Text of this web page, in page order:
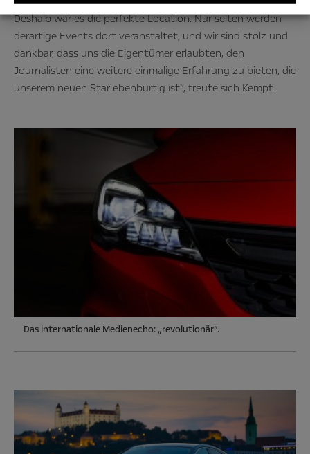
Deshalb war es die perfekte Location. Nur selten werden
derartige Events dort veranstaltet, und wir sind stolz und
dankbar, dass uns die Eigentümer erlaubten, den
Journalisten eine weitere einmalige Erfahrung zu bieten, die
unserem neuen Star ebenbürtig ist“, freute sich Kempf.
Das internationale Medienecho: „revolutionär“.